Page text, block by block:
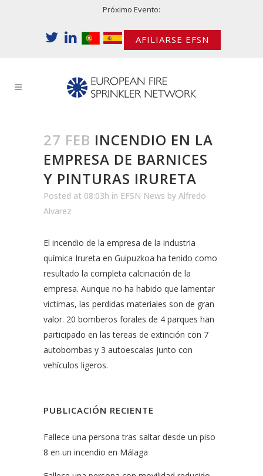
Próximo Evento:
AFILIARSE EFSN
27 FEB INCENDIO EN LA
EMPRESA DE BARNICES
Y PINTURAS IRURETA
Posted at 08:03h in EFSN News by Alfredo
Alvarez
El incendio de la empresa de la industria
química Irureta en Guipuzkoa ha tenido como
resultado la completa calcinación de la
empresa. Aunque no ha habido que lamentar
victimas, las perdidas materiales son de gran
valor. 20 bomberos forales de 4 parques han
participado en las tereas de extinción con 7
autobombas y 3 autoescalas junto con
vehículos ligeros.
PUBLICACIÓN RECIENTE
Fallece una persona tras saltar desde un piso
8 en un incendio en Málaga